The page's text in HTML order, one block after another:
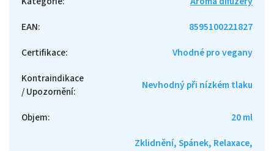
EAN:
8595100221827
Certifikace:
Vhodné pro vegany
Kontraindikace
/ Upozornění: Nevhodný při nízkém tlaku
Objem: 20 ml
Zklidnění, Spánek, Relaxace,